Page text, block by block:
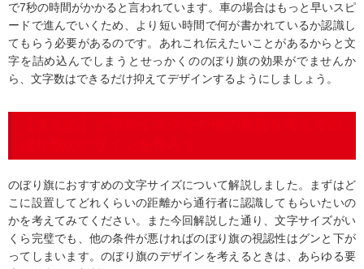
で7秒の時間がかかると言われています。車の場合はもっと早いスピ
ードで進んでいくため、より短い時間で何が書かれているか認識し
てもらう必要があるのです。あれこれ伝えたいことがあるからと文
字を詰め込んでしまうとせっかくののぼり旗の効果がでませんか
ら、文字数はできるだけ抑えてデザインするようにしましょう。
のぼり旗におすすめの文字サイズについて解説しました。まずはど
こに設置してどれくらいの距離から通行者に認識してもらいたいの
かを考えてみてください。また今回解説した通り、文字サイズがい
くら完璧でも、他の条件が悪ければのぼり旗の視認性はグンと下が
ってしまいます。のぼり旗のデザインを考えるときは、あらゆる要